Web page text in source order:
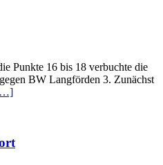
Punkte 16 bis 18 verbuchte die
BW Langförden 3. Zunächst